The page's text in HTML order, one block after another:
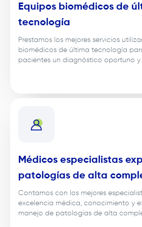
Equipos biomédicos de
tecnología
Prestamos los mejores servicios
biomédicos de última tecnología
pacientes un diagnóstico oportuno
Médicos especialistas
patologías de alta
Contamos con los mejores
excelencia médica, conocimiento y
manejo de patologías de alta